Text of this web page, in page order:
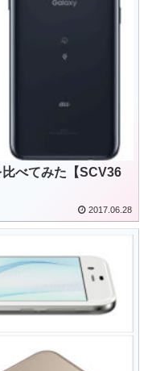
比べてみた【SCV36
2017.06.28